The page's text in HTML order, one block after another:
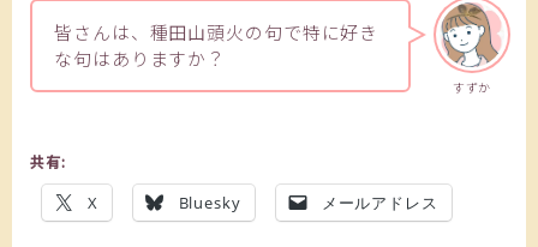
すずか
皆さんは、種田山頭火の句で特に好き
な句はありますか？
共有:
X Bluesky メールアドレス